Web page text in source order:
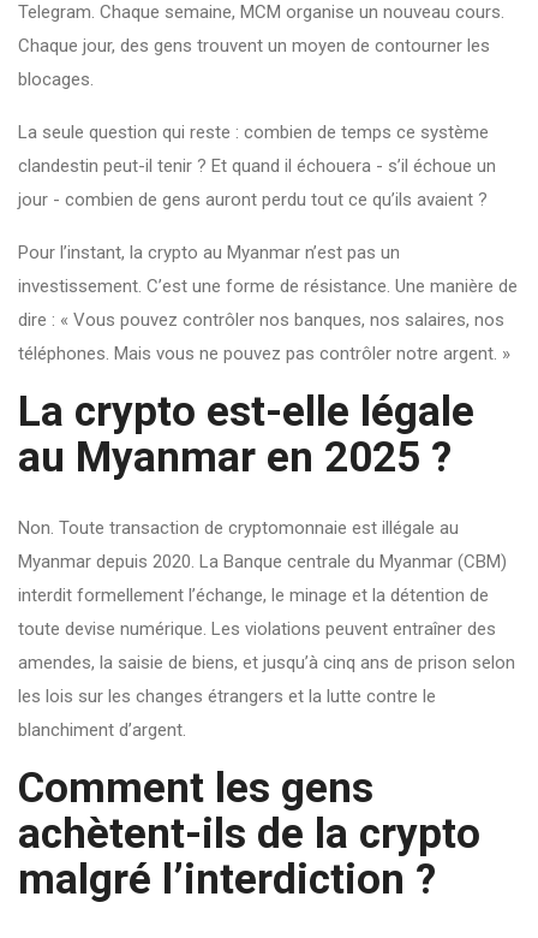
Telegram. Chaque semaine, MCM organise un nouveau cours.
Chaque jour, des gens trouvent un moyen de contourner les
blocages.
La seule question qui reste : combien de temps ce système
clandestin peut-il tenir ? Et quand il échouera - s’il échoue un
jour - combien de gens auront perdu tout ce qu’ils avaient ?
Pour l’instant, la crypto au Myanmar n’est pas un
investissement. C’est une forme de résistance. Une manière de
dire : « Vous pouvez contrôler nos banques, nos salaires, nos
téléphones. Mais vous ne pouvez pas contrôler notre argent. »
La crypto est-elle légale
au Myanmar en 2025 ?
Non. Toute transaction de cryptomonnaie est illégale au
Myanmar depuis 2020. La Banque centrale du Myanmar (CBM)
interdit formellement l’échange, le minage et la détention de
toute devise numérique. Les violations peuvent entraîner des
amendes, la saisie de biens, et jusqu’à cinq ans de prison selon
les lois sur les changes étrangers et la lutte contre le
blanchiment d’argent.
Comment les gens
achètent-ils de la crypto
malgré l’interdiction ?